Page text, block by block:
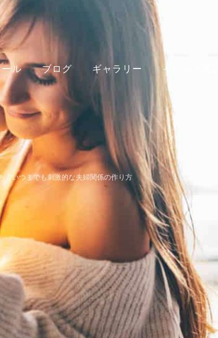
ル ブログ ギャラリー イベント案内
/ いつまでも刺激的な夫婦関係の作り方